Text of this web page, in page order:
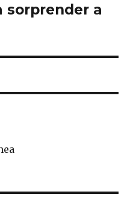
sorprender a